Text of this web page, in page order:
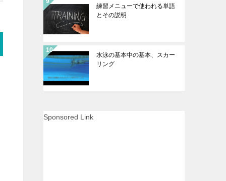
練習メニューで使われる単語
とその説明
水泳の基本中の基本、スカー
リング
Sponsored Link